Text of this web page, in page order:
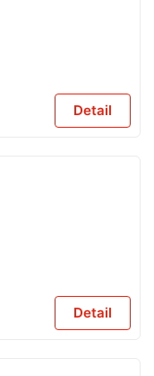
Detail
Detail